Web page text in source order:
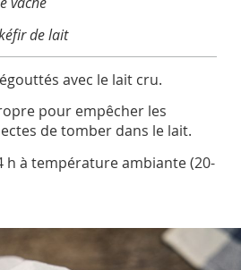
de lait
avec le lait cru.
pour empêcher les
de tomber dans le lait.
h à température ambiante (20-